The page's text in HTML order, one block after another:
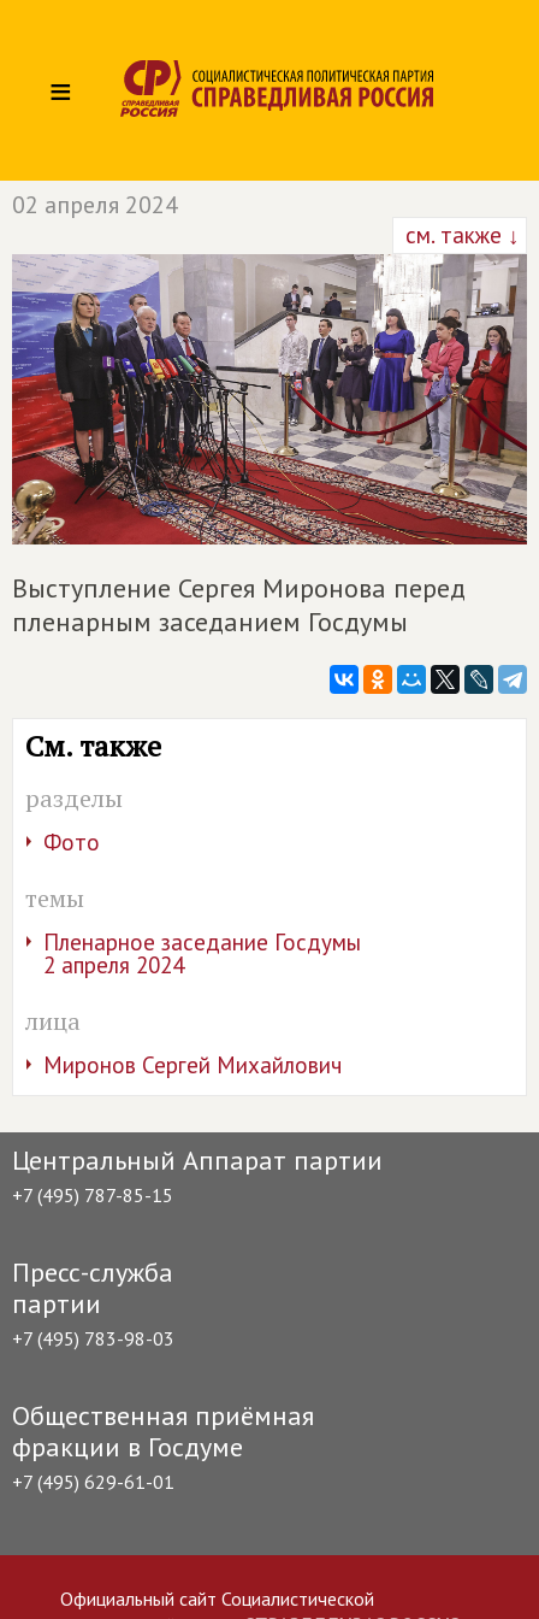
≡
02 апреля 2024
см. также ↓
Выступление Сергея Миронова перед
пленарным заседанием Госдумы
См. также
разделы
Фото
темы
Пленарное заседание Госдумы
2 апреля 2024
лица
Миронов Сергей Михайлович
Центральный Аппарат партии
+7 (495) 787-85-15
Пресс-служба
партии
+7 (495) 783-98-03
Общественная приёмная
фракции в Госдуме
+7 (495) 629-61-01
Официальный сайт Социалистической